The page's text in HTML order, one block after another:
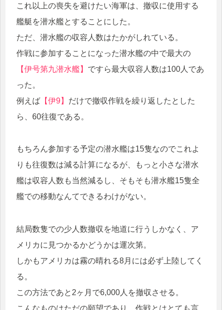
これ以上の喪失を避けたい海軍は、撤収に使用する
艦艇を潜水艦とすることにした。
ただ、潜水艦の収容人数はたかがしれている。
作戦に参加することになった潜水艦の中で最大の
【伊号第九潜水艦】 ですら最大収容人数は100人であ
った。
例えば 【伊9】 だけで撤収作戦を繰り返したとした
ら、60往復である。
もちろん参加する予定の潜水艦は15隻なのでこれよ
りも往復数は減る計算になるが、もっと小さな潜水
艦は収容人数も当然減るし、そもそも潜水艦15隻全
艦での移動なんてできるわけがない。
結局数隻での少人数撤収を地道に行うしかなく、ア
メリカに見つかるかどうかは運次第。
しかもアメリカは霧の晴れる8月には必ず上陸してく
る。
この方法であと2ヶ月で6,000人を撤収させる。
こんなものはただの願望であり、作戦とはとても言